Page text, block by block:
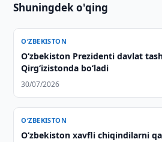
Shuningdek o'qing
O‘ZBEKISTON
Oʻzbekiston Prezidenti davlat
Qirgʻizistonda boʻladi
30/07/2026
O‘ZBEKISTON
Oʻzbekiston xavfli chiqindilarni